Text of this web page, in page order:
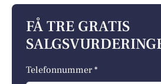
FÅ TRE GRATIS
Telefonnummer *